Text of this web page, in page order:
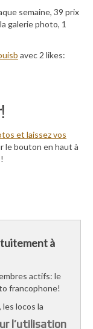
semaine, 39 prix
galerie photo, 1
avec 2 likes:
et laissez vos
le bouton en haut à
à
actifs: le
francophone!
locos la
l’utilisation